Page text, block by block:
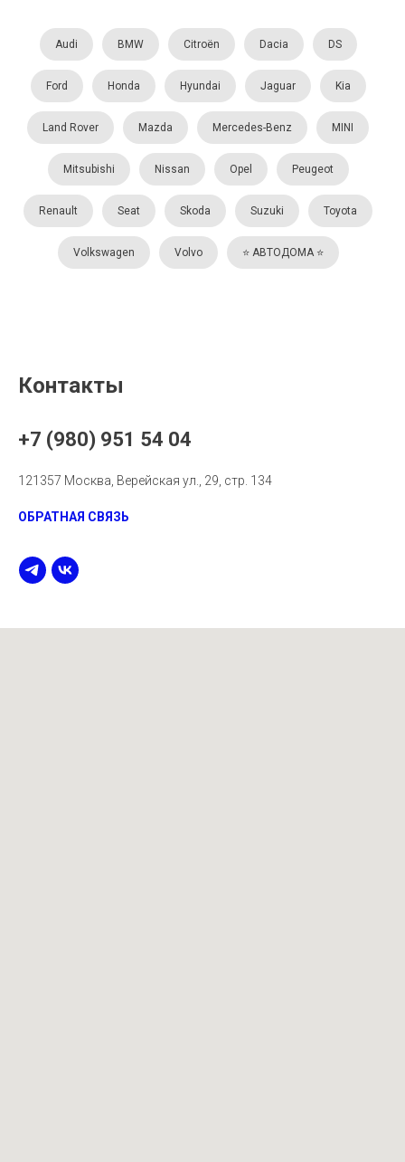
Audi BMW Citroën Dacia DS
Ford Honda Hyundai Jaguar Kia
Land Rover Mazda Mercedes-Benz MINI
Mitsubishi Nissan Opel Peugeot
Renault Seat Skoda Suzuki Toyota
Volkswagen Volvo ⭐️ АВТОДОМА ⭐️
Контакты
+7 (980) 951 54 04
121357 Москва, Верейская ул., 29, стр. 134
ОБРАТНАЯ СВЯЗЬ